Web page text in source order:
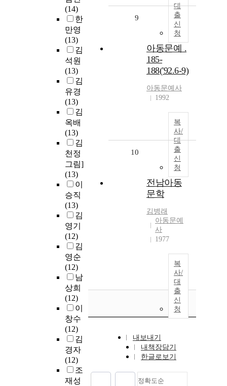
(14)
한
만영
(13)
김
석원
(13)
김
유경
(13)
김
옥배
(13)
김
천정
그림]
(13)
이
승직
(13)
김
영기
(12)
김
영순
(12)
남
상희
(12)
이
창수
(12)
김
경자
(12)
조
재성
대
출
신
청
9
아동문예 .
185-
188('92.6-9)
아동문예사
1992
복
사/
대
출
신
청
10
전남아동
문학
김병래
아동문예
사
1977
복
사/
대
출
신
청
내보내기
내책장담기
한글로보기
정확도순